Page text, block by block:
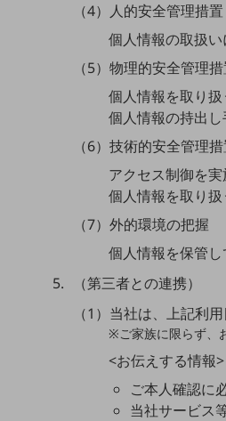
モバイルTOP
法人向けスマホ・携帯に関する、
おすすめの機種、料金やサービスをご紹介
ビジネス向けスマートフォン
タフネススマートフォン
ドコモケータイ
IOT完了済みメーカーブランド製品
（4）人的安全管理措置
個人情報の取扱い
（5）物理的安全管理
個人情報を取り
個人情報の持出
（6）技術的安全管理
アクセス制御を
個人情報を取り
（7）外的環境の把握
個人情報を保管
（第三者との連携）
（1）当社は、上記利
※ご家族に限らず、
<お伝えする情報>
ご本人確認に
当社サービス